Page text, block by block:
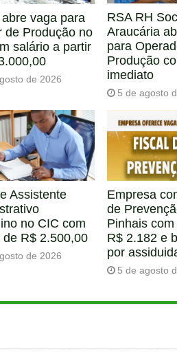
vaga para
de Produção no
salário a partir
de 2026
RSA RH
Araucária
para
Produção
imediato
5 de agosto
Assistente
no CIC com
de R$ 2.500,00
de 2026
Empresa
de
Pinhais
R$ 2.182 e
por
5 de agosto